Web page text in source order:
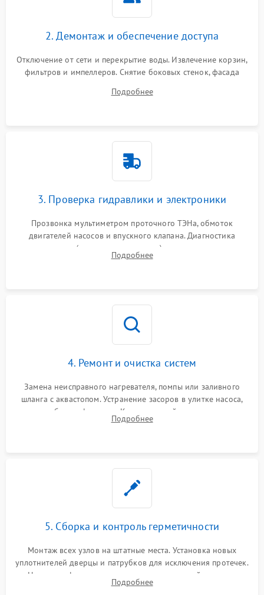
2. Демонтаж и обеспечение доступа
Отключение от сети и перекрытие воды. Извлечение корзин,
фильтров и импеллеров. Снятие боковых стенок, фасада
циркуляционному насосу, ТЭНу и сливной помпе.
Подробнее
3. Проверка гидравлики и электроники
Прозвонка мультиметром проточного ТЭНа, обмоток
двигателей насосов и впускного клапана. Диагностика
прессостата (датчика уровня воды), датчика мутности,
концевика дверцы и электронного модуля управления.
Подробнее
4. Ремонт и очистка систем
Замена неисправного нагревателя, помпы или заливного
шланга с аквастопом. Устранение засоров в улитке насоса,
патрубках и фильтрах. Компонентный ремонт платы
управления, восстановление поврежденной проводки.
Подробнее
5. Сборка и контроль герметичности
Монтаж всех узлов на штатные места. Установка новых
уплотнителей дверцы и патрубков для исключения протечек.
Надежная фиксация хомутов гидравлической системы,
сборка корпуса и установка датчика поплавка.
Подробнее